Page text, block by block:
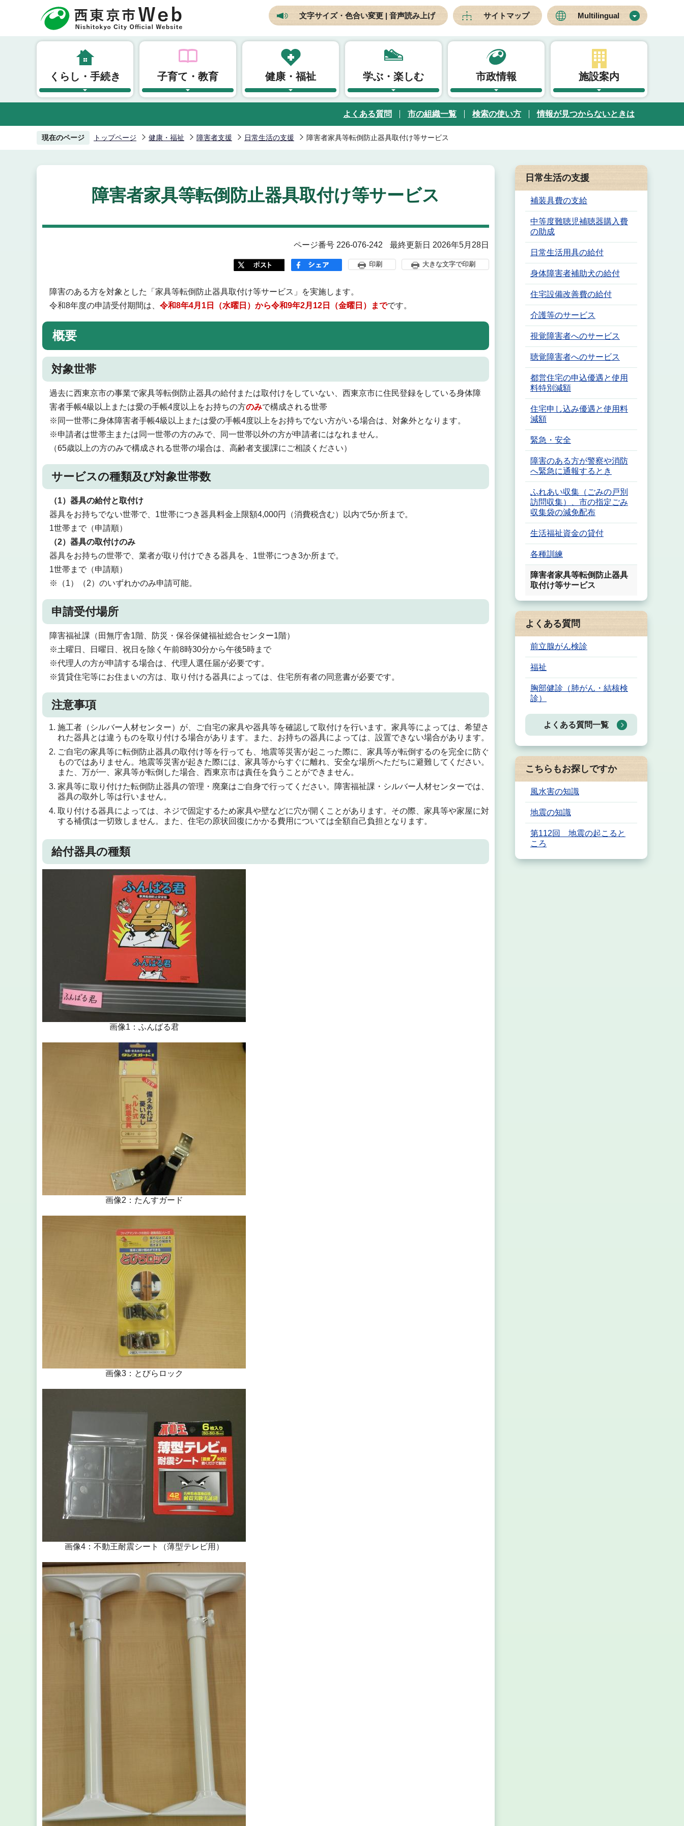
頭
文字サイズ・色合い変更 | 音声読み上げ サイトマップ Multilingual
くらし・手続き 子育て・教育 健康・福祉 学ぶ・楽しむ 市政情報 施設案内
よくある質問 市の組織一覧 検索の使い方 情報が見つからないときは
現在のページ トップページ 健康・福祉 障害者支援 日常生活の支援 障害者家具等転倒防止器具取付け等サービス
障害者家具等転倒防止器具取付け等サービス
ページ番号 226-076-242 最終更新日 2026年5月28日
印刷 大きな文字で印刷
障害のある方を対象とした「家具等転倒防止器具取付け等サービス」を実施します。
令和8年度の申請受付期間は、 令和8年4月1日（水曜日）から令和9年2月12日（金曜日）までです。
概要
対象世帯
過去に西東京市の事業で家具等転倒防止器具の給付または取付けをしていない、西東京市に住民登録をしている身体障
害者手帳4級以上または愛の手帳4度以上をお持ちの方のみで構成される世帯
※同一世帯に身体障害者手帳4級以上または愛の手帳4度以上をお持ちでない方がいる場合は、対象外となります。
※申請者は世帯主または同一世帯の方のみで、同一世帯以外の方が申請者にはなれません。
（65歳以上の方のみで構成される世帯の場合は、高齢者支援課にご相談ください）
サービスの種類及び対象世帯数
（1）器具の給付と取付け
器具をお持ちでない世帯で、1世帯につき器具料金上限額4,000円（消費税含む）以内で5か所まで。
1世帯まで（申請順）
（2）器具の取付けのみ
器具をお持ちの世帯で、業者が取り付けできる器具を、1世帯につき3か所まで。
1世帯まで（申請順）
※（1）（2）のいずれかのみ申請可能。
申請受付場所
障害福祉課（田無庁舎1階、防災・保谷保健福祉総合センター1階）
※土曜日、日曜日、祝日を除く午前8時30分から午後5時まで
※代理人の方が申請する場合は、代理人選任届が必要です。
※賃貸住宅等にお住まいの方は、取り付ける器具によっては、住宅所有者の同意書が必要です。
注意事項
施工者（シルバー人材センター）が、ご自宅の家具や器具等を確認して取付けを行います。家具等によっては、希望さ
れた器具とは違うものを取り付ける場合があります。また、お持ちの器具によっては、設置できない場合があります。
ご自宅の家具等に転倒防止器具の取付け等を行っても、地震等災害が起こった際に、家具等が転倒するのを完全に防ぐ
ものではありません。地震等災害が起きた際には、家具等からすぐに離れ、安全な場所へただちに避難してください。
また、万が一、家具等が転倒した場合、西東京市は責任を負うことができません。
家具等に取り付けた転倒防止器具の管理・廃棄はご自身で行ってください。障害福祉課・シルバー人材センターでは、
器具の取外し等は行いません。
取り付ける器具によっては、ネジで固定するため家具や壁などに穴が開くことがあります。その際、家具等や家屋に対
する補償は一切致しません。また、住宅の原状回復にかかる費用については全額自己負担となります。
給付器具の種類
画像1：ふんばる君
画像2：たんすガード
画像3：とびらロック
画像4：不動王耐震シート（薄型テレビ用）
日常生活の支援
補装具費の支給
中等度難聴児補聴器購入費
の助成
日常生活用具の給付
身体障害者補助犬の給付
住宅設備改善費の給付
介護等のサービス
視覚障害者へのサービス
聴覚障害者へのサービス
都営住宅の申込優遇と使用
料特別減額
住宅申し込み優遇と使用料
減額
緊急・安全
障害のある方が警察や消防
へ緊急に通報するとき
ふれあい収集（ごみの戸別
訪問収集）、市の指定ごみ
収集袋の減免配布
生活福祉資金の貸付
各種訓練
障害者家具等転倒防止器具
取付け等サービス
よくある質問
前立腺がん検診
福祉
胸部健診（肺がん・結核検
診）
よくある質問一覧
こちらもお探しですか
風水害の知識
地震の知識
第112回 地震の起こると
ころ